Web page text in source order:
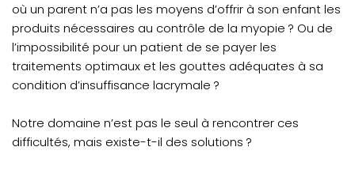
où un parent n’a pas les moyens d’offrir à son enfant les
produits nécessaires au contrôle de la myopie ? Ou de
l’impossibilité pour un patient de se payer les
traitements optimaux et les gouttes adéquates à sa
condition d’insuffisance lacrymale ?
Notre domaine n’est pas le seul à rencontrer ces
difficultés, mais existe-t-il des solutions ?